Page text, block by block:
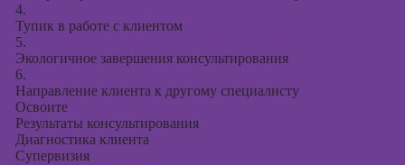
4.
Тупик в работе с клиентом
5.
Экологичное завершения консультирования
6.
Направление клиента к другому специалисту
Освоите
Результаты консультирования
Диагностика клиента
Супервизия